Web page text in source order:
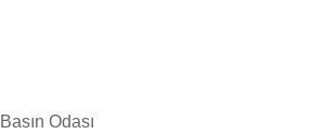
Basın Odası